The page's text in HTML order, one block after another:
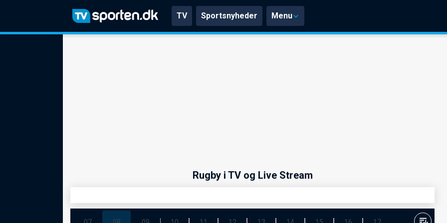
TV Sportsnyheder Menu
Rugby i TV og Live Stream